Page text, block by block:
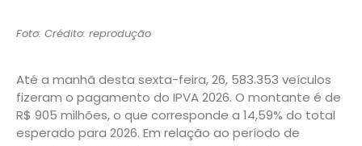
Foto: Crédito: reprodução
Até a manhã desta sexta-feira, 26, 583.353 veículos
fizeram o pagamento do IPVA 2026. O montante é de
R$ 905 milhões, o que corresponde a 14,59% do total
esperado para 2026. Em relação ao período de